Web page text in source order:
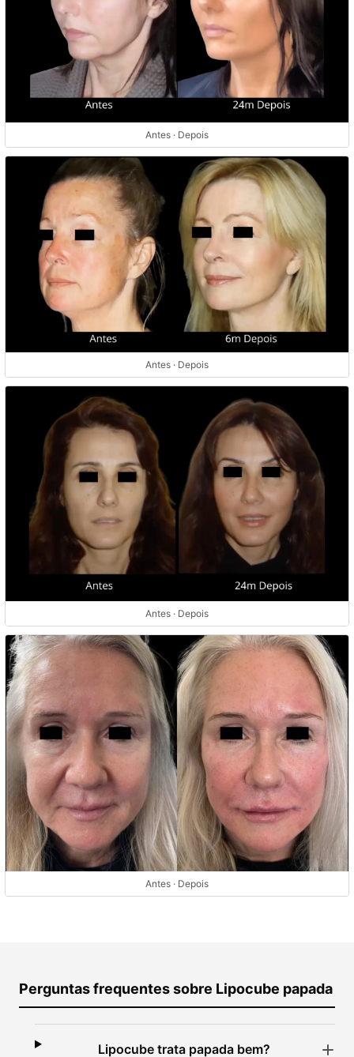
Antes · Depois
Antes · Depois
Antes · Depois
Antes · Depois
Perguntas frequentes sobre Lipocube papada
Lipocube trata papada bem?